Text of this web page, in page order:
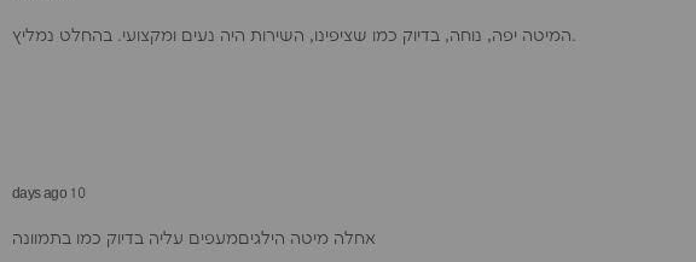
המיטה יפה, נוחה, בדיוק כמו שציפינו, השירות היה נעים ומקצועי. בהחלט נמליץ.
10 days ago
אחלה מיטה הילגיםמעפים עליה בדיוק כמו בתמוונה